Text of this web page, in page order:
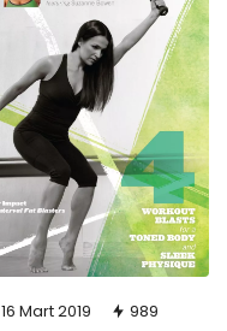
16 Mart 2019 989